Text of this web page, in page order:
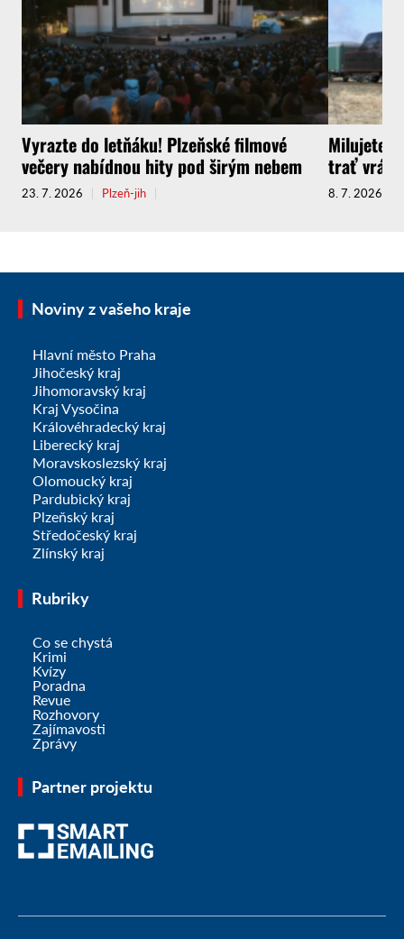
Vyrazte do letňáku! Plzeňské filmové
večery nabídnou hity pod širým nebem
23. 7. 2026 Plzeň-jih
Milujete
trať vrátí
8. 7. 2026
Noviny z vašeho kraje
Hlavní město Praha
Jihočeský kraj
Jihomoravský kraj
Kraj Vysočina
Královéhradecký kraj
Liberecký kraj
Moravskoslezský kraj
Olomoucký kraj
Pardubický kraj
Plzeňský kraj
Středočeský kraj
Zlínský kraj
Rubriky
Co se chystá
Krimi
Kvízy
Poradna
Revue
Rozhovory
Zajímavosti
Zprávy
Partner projektu